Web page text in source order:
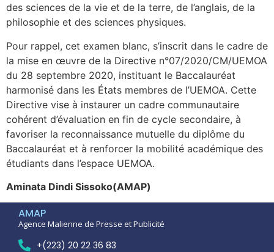
des sciences de la vie et de la terre, de l’anglais, de la
philosophie et des sciences physiques.
Pour rappel, cet examen blanc, s’inscrit dans le cadre de
la mise en œuvre de la Directive n°07/2020/CM/UEMOA
du 28 septembre 2020, instituant le Baccalauréat
harmonisé dans les États membres de l’UEMOA. Cette
Directive vise à instaurer un cadre communautaire
cohérent d’évaluation en fin de cycle secondaire, à
favoriser la reconnaissance mutuelle du diplôme du
Baccalauréat et à renforcer la mobilité académique des
étudiants dans l’espace UEMOA.
Aminata Dindi Sissoko(AMAP)
AMAP
Agence Malienne de Presse et Publicité
+(223) 20 22 36 83